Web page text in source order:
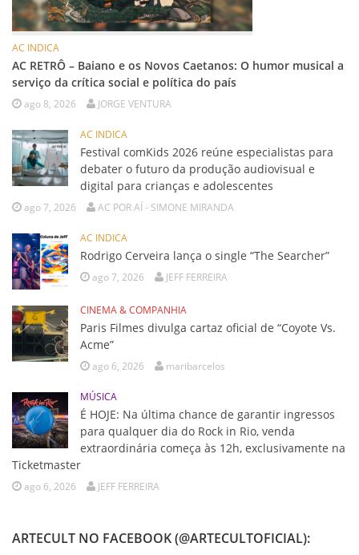
AC INDICA
AC RETRÔ – Baiano e os Novos Caetanos: O humor musical a
serviço da crítica social e política do país
ago 8, 2026 JORGE VENTURA
AC INDICA
Festival comKids 2026 reúne especialistas para
debater o futuro da produção audiovisual e
digital para crianças e adolescentes
ago 7, 2026 AC POR AÍ - SIMONE MIRANDA
AC INDICA
Rodrigo Cerveira lança o single “The Searcher”
ago 7, 2026 JEFF FERREIRA
CINEMA & COMPANHIA
Paris Filmes divulga cartaz oficial de “Coyote Vs.
Acme”
ago 6, 2026 maribarcelos
MÚSICA
É HOJE: Na última chance de garantir ingressos
para qualquer dia do Rock in Rio, venda
extraordinária começa às 12h, exclusivamente na
Ticketmaster
ago 6, 2026 JEFF FERREIRA
ARTECULT NO FACEBOOK (@ARTECULTOFICIAL):